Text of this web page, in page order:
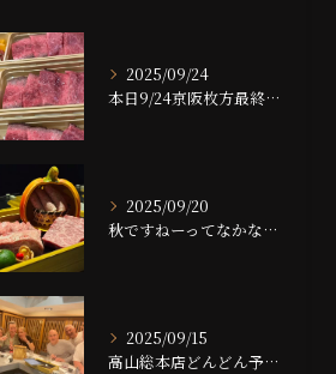
2025/09/24
本日9/24京阪枚方最終日です！！
2025/09/20
秋ですねーってなかなかならない大阪ですが、夜は大分涼しくなっ...
2025/09/15
高山総本店どんどん予約埋まっております！！